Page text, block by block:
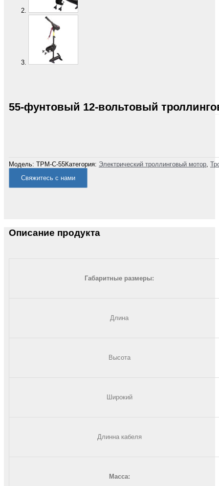
55-фунтовый 12-вольтовый
Модель: ТРМ-С-55Категория: Электрический троллинговый мотор,
Свяжитесь с нами
Описание продукта
Габаритные размеры:
Длина
Высота
Широкий
Длинна кабеля
Масса: